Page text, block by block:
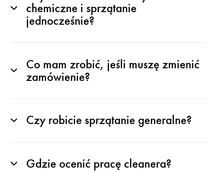
chemiczne i sprzątanie
jednocześnie?
Co mam zrobić, jeśli muszę zmienić
zamówienie?
Czy robicie sprzątanie generalne?
Gdzie ocenić pracę cleanera?